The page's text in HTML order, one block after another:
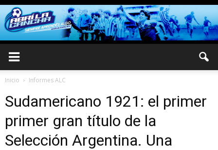
Inicio Informes ALC
Sudamericano 1921: el primer
primer gran título de la
Selección Argentina. Una